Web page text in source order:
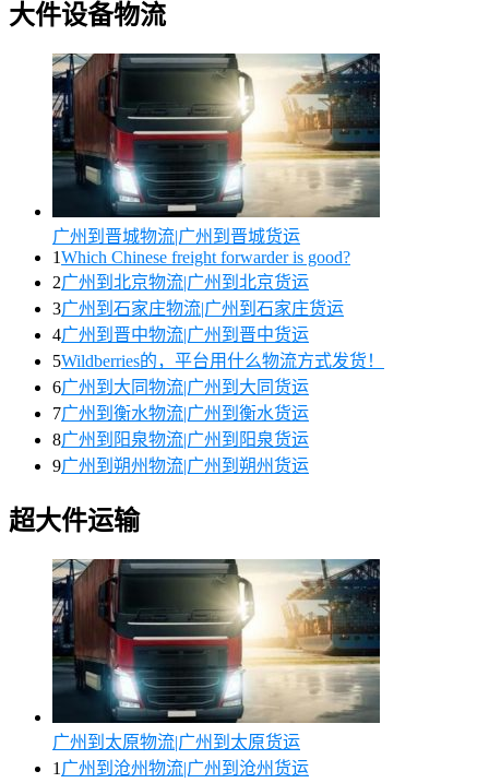
大件设备物流
广州到晋城物流|广州到晋城货运
1Which Chinese freight forwarder is good?
2广州到北京物流|广州到北京货运
3广州到石家庄物流|广州到石家庄货运
4广州到晋中物流|广州到晋中货运
5Wildberries的，平台用什么物流方式发货！
6广州到大同物流|广州到大同货运
7广州到衡水物流|广州到衡水货运
8广州到阳泉物流|广州到阳泉货运
9广州到朔州物流|广州到朔州货运
超大件运输
广州到太原物流|广州到太原货运
1 广州到沧州物流|广州到沧州货运